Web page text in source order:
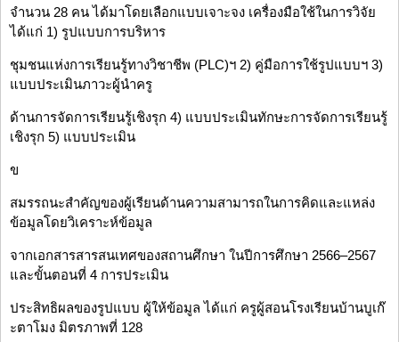
จำนวน 28 คน ได้มาโดยเลือกแบบเจาะจง เครื่องมือใช้ในการวิจัย
ได้แก่ 1) รูปแบบการบริหาร
ชุมชนแห่งการเรียนรู้ทางวิชาชีพ (PLC)ฯ 2) คู่มือการใช้รูปแบบฯ 3)
แบบประเมินภาวะผู้นำครู
ด้านการจัดการเรียนรู้เชิงรุก 4) แบบประเมินทักษะการจัดการเรียนรู้
เชิงรุก 5) แบบประเมิน
ข
สมรรถนะสำคัญของผู้เรียนด้านความสามารถในการคิดและแหล่ง
ข้อมูลโดยวิเคราะห์ข้อมูล
จากเอกสารสารสนเทศของสถานศึกษา ในปีการศึกษา 2566–2567
และขั้นตอนที่ 4 การประเมิน
ประสิทธิผลของรูปแบบ ผู้ให้ข้อมูล ได้แก่ ครูผู้สอนโรงเรียนบ้านบูเก๊
ะตาโมง มิตรภาพที่ 128